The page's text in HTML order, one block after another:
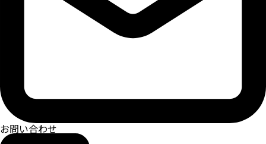
お問い合わせ